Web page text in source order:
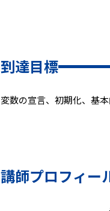
到達目標
変数の宣言、初期化、基
講師プロフィー